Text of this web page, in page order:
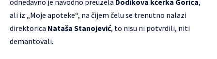
odnedavno je navodno preuzela Dodikova kćerka Gorica,
ali iz „Moje apoteke“, na čijem čelu se trenutno nalazi
direktorica Nataša Stanojević, to nisu ni potvrdili, niti
demantovali.